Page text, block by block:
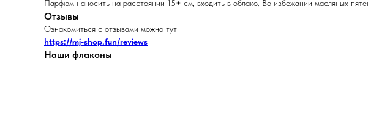
Парфюм наносить на расстоянии 15+ см, входить в облако. Во избежании масляных пятен.
Отзывы
Ознакомиться с отзывами можно тут
https://mj-shop.fun/reviews
Наши флаконы